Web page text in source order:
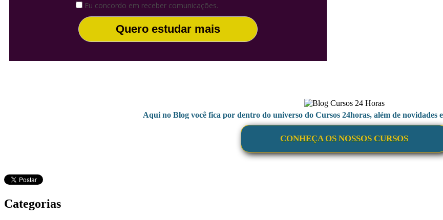
Eu concordo em receber comunicações.
Quero estudar mais
Aqui no Blog você fica por dentro do universo do Cursos 24horas, além de novidades
CONHEÇA OS NOSSOS CURSOS
Categorias